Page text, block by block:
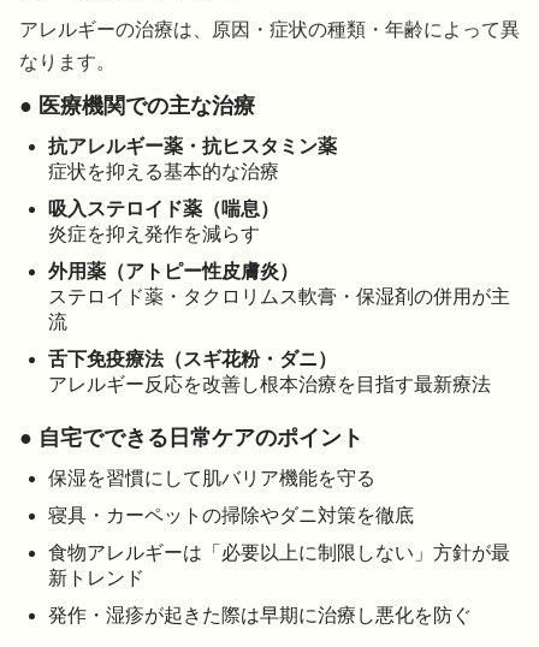
アレルギーの治療は、原因・症状の種類・年齢によって異
なります。
● 医療機関での主な治療
抗アレルギー薬・抗ヒスタミン薬
症状を抑える基本的な治療
吸入ステロイド薬（喘息）
炎症を抑え発作を減らす
外用薬（アトピー性皮膚炎）
ステロイド薬・タクロリムス軟膏・保湿剤の併用が主
流
舌下免疫療法（スギ花粉・ダニ）
アレルギー反応を改善し根本治療を目指す最新療法
● 自宅でできる日常ケアのポイント
保湿を習慣にして肌バリア機能を守る
寝具・カーペットの掃除やダニ対策を徹底
食物アレルギーは「必要以上に制限しない」方針が最
新トレンド
発作・湿疹が起きた際は早期に治療し悪化を防ぐ